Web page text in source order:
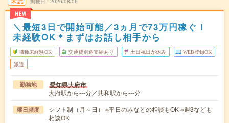
NEW
＼最短3日で開始可能／3ヵ月で73万円稼ぐ！
未経験OK＊まずはお話し相手から
職種未経験OK 交通費別途支給あり 土日祝日が休み WEB登録OK
派遣
勤務地 愛知県大府市
大府駅から---分／共和駅から---分
曜日頻度
シフト制（月～日） ※平日のみなどの相談もOK ※週3なども
相談OK